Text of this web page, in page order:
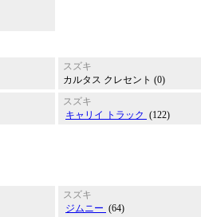
スズキ
カルタス クレセント (0)
スズキ
キャリイ トラック (122)
スズキ
ジムニー (64)